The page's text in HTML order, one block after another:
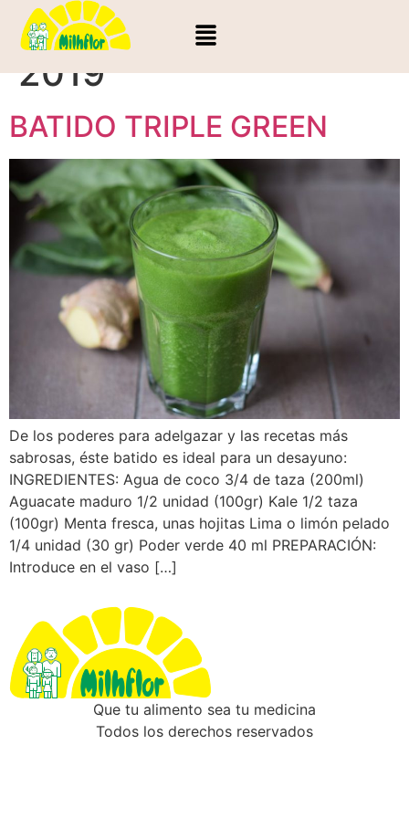
Día:28 de marzo de
2019
BATIDO TRIPLE GREEN
De los poderes para adelgazar y las recetas más
sabrosas, éste batido es ideal para un desayuno:
INGREDIENTES: Agua de coco 3/4 de taza (200ml)
Aguacate maduro 1/2 unidad (100gr) Kale 1/2 taza
(100gr) Menta fresca, unas hojitas Lima o limón pelado
1/4 unidad (30 gr) Poder verde 40 ml PREPARACIÓN:
Introduce en el vaso […]
Que tu alimento sea tu medicina
Todos los derechos reservados